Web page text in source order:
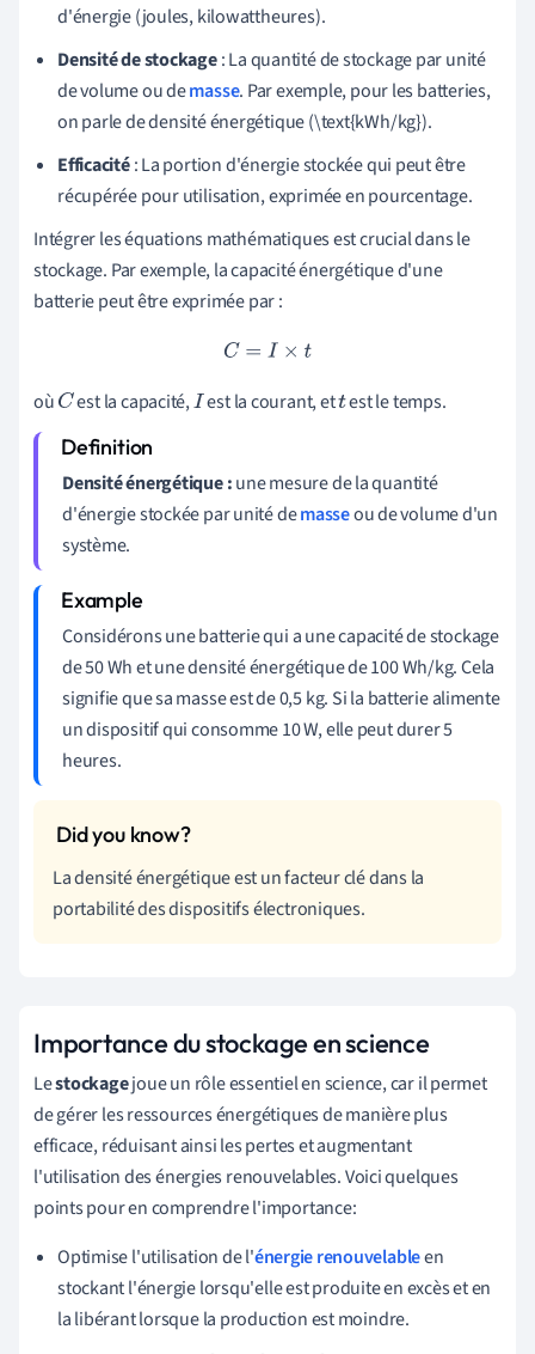
d'énergie (joules, kilowattheures).
Densité de stockage: La quantité de stockage par unité
de volume ou demasse. Par exemple, pour les batteries,
on parle de densité énergétique (\text{kWh/kg}).
Efficacité: La portion d'énergie stockée qui peut être
récupérée pour utilisation, exprimée en pourcentage.
Intégrer les équations mathématiques est crucial dans le
stockage. Par exemple, la capacité énergétique d'une
batterie peut être exprimée par :
C=I× t
oùC est la capacité,I est la courant, ettest le temps.
Densité énergétique :une mesure de la quantité
d'énergie stockée par unité demasseou de volume d'un
système.
Considérons une batterie qui a une capacité de stockage
de 50 Wh et une densité énergétique de 100 Wh/kg. Cela
signifie que sa masse est de 0,5 kg. Si la batterie alimente
un dispositif qui consomme 10 W, elle peut durer 5
heures.
La densité énergétique est un facteur clé dans la
portabilité des dispositifs électroniques.
Importance du stockage en science
Lestockagejoue un rôle essentiel en science, car il permet
de gérer les ressources énergétiques de manière plus
efficace, réduisant ainsi les pertes et augmentant
l'utilisation des énergies renouvelables. Voici quelques
points pour en comprendre l'importance:
Optimise l'utilisation de l'énergie renouvelableen
stockant l'énergie lorsqu'elle est produite en excès et en
la libérant lorsque la production est moindre.